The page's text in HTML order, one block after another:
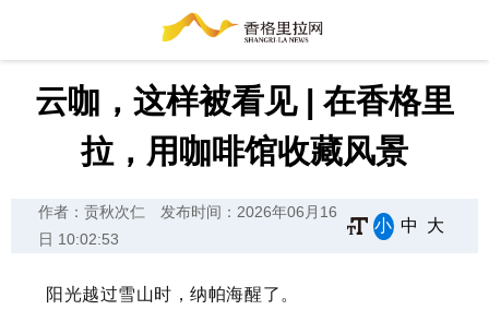
云咖，这样被看见 | 在香格里
拉，用咖啡馆收藏风景
作者：贡秋次仁
发布时间：2026年06月16
日 10:02:53
小 中 大
阳光越过雪山时，纳帕海醒了。